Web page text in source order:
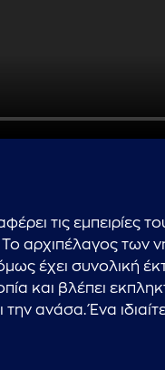
τις
αρχιπέλαγος των
έχει συνολική
και βλέπει
ανάσα. Ένα